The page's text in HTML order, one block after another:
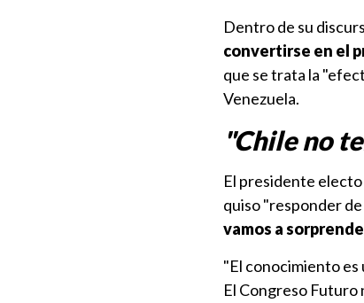
Dentro de su
convertirse en el
que se trata la
Venezuela.
"Chile no
El presidente
quiso "responder
vamos a
"El conocimiento es
El Congreso Futuro